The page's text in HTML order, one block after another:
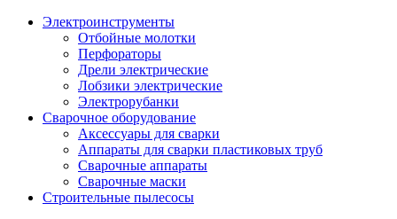
Электроинструменты
Отбойные молотки
Перфораторы
Дрели электрические
Лобзики электрические
Электрорубанки
Сварочное оборудование
Аксессуары для сварки
Аппараты для сварки пластиковых труб
Сварочные аппараты
Сварочные маски
Строительные пылесосы